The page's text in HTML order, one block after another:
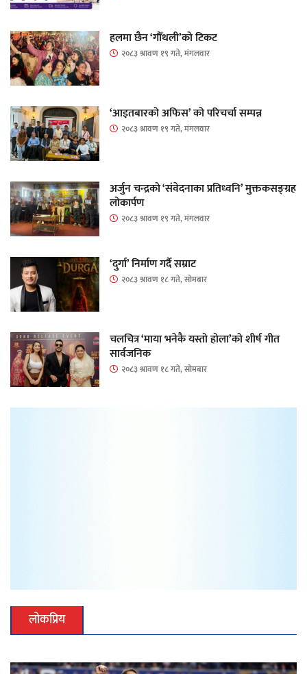
हलमा छैन ‘गौँथली’को टिकट
२०८३ श्रावण १९ गते, मंगलवार
‘आइतबारको अफिस’ को परिचर्चा सम्पन्न
२०८३ श्रावण १९ गते, मंगलवार
अर्जुन चन्द्रको ‘संवेदनाका प्रतिध्वनि’ मुक्तकसङ्ग्रह
लोकार्पण
२०८३ श्रावण १९ गते, मंगलवार
‘दुर्गा’ निर्माण गर्दै सम्राट
२०८३ श्रावण १८ गते, सोमबार
चलचित्र ‘माया भनेकै यस्तो होला’को शीर्ष गीत
सार्वजनिक
२०८३ श्रावण १८ गते, सोमबार
लोकप्रिय